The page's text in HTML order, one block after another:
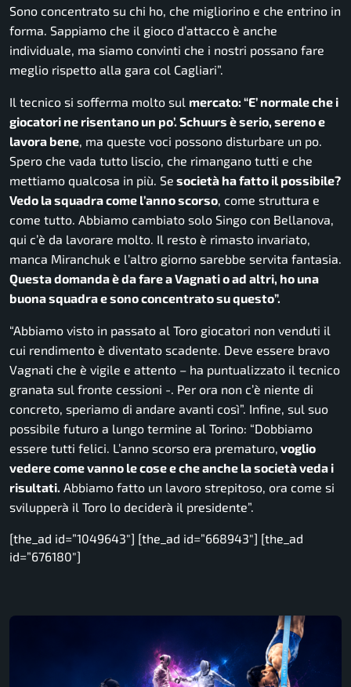
Sono concentrato su chi ho, che migliorino e che entrino in
forma. Sappiamo che il gioco d’attacco è anche
individuale, ma siamo convinti che i nostri possano fare
meglio rispetto alla gara col Cagliari”.
Il tecnico si sofferma molto sul mercato: “E’ normale che i
giocatori ne risentano un po’. Schuurs è serio, sereno e
lavora bene, ma queste voci possono disturbare un po.
Spero che vada tutto liscio, che rimangano tutti e che
mettiamo qualcosa in più. Se società ha fatto il possibile?
Vedo la squadra come l’anno scorso, come struttura e
come tutto. Abbiamo cambiato solo Singo con Bellanova,
qui c’è da lavorare molto. Il resto è rimasto invariato,
manca Miranchuk e l’altro giorno sarebbe servita fantasia.
Questa domanda è da fare a Vagnati o ad altri, ho una
buona squadra e sono concentrato su questo”.
“Abbiamo visto in passato al Toro giocatori non venduti il
cui rendimento è diventato scadente. Deve essere bravo
Vagnati che è vigile e attento – ha puntualizzato il tecnico
granata sul fronte cessioni -. Per ora non c’è niente di
concreto, speriamo di andare avanti così”. Infine, sul suo
possibile futuro a lungo termine al Torino: “Dobbiamo
essere tutti felici. L’anno scorso era prematuro, voglio
vedere come vanno le cose e che anche la società veda i
risultati. Abbiamo fatto un lavoro strepitoso, ora come si
svilupperà il Toro lo deciderà il presidente”.
[the_ad id=”1049643″] [the_ad id=”668943″] [the_ad
id=”676180″]